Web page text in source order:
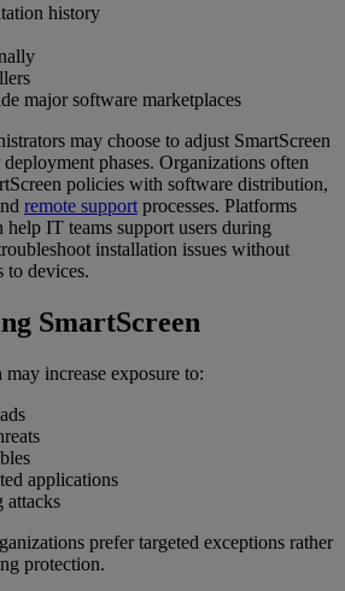
history
major software marketplaces
may choose to adjust SmartScreen
phases. Organizations often
policies with software distribution,
remote support processes. Platforms
help IT teams support users during
installation issues without
to devices.
SmartScreen
increase exposure to:
applications
attacks
prefer targeted exceptions rather
protection.